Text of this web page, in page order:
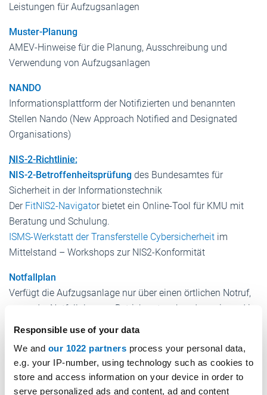
Responsible use of your data
We and our 1022 partners process your personal data,
e.g. your IP-number, using technology such as cookies to
store and access information on your device in order to
serve personalized ads and content, ad and content
Leistungen für Aufzugsanlagen
Muster-Planung
AMEV-Hinweise für die Planung, Ausschreibung und
Verwendung von Aufzugsanlagen
NANDO
Informationsplattform der Notifizierten und benannten
Stellen Nando (New Approach Notified and Designated
Organisations)
NIS-2-Richtlinie:
NIS-2-Betroffenheitsprüfung des Bundesamtes für
Sicherheit in der Informationstechnik
Der FitNIS2-Navigator bietet ein Online-Tool für KMU mit
Beratung und Schulung.
ISMS-Werkstatt der Transferstelle Cybersicherheit im
Mittelstand – Workshops zur NIS2-Konformität
Notfallplan
Verfügt die Aufzugsanlage nur über einen örtlichen Notruf,
muss der Notfallplan am Betriebsort vorhanden sein und in
ProdSG
Gesetz über die Bereitstellung von Produkten auf dem
Markt